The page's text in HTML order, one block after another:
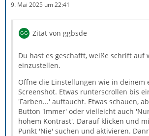
9. Mai 2025 um 22:41
Zitat von ggbsde
Du hast es geschafft, weiße schrift auf
einzustellen.
Öffne die Einstellungen wie in deinem
Screenshot. Etwas runterscrollen bis
'Farben...' auftaucht. Etwas schauen,
Button 'Immer' oder vielleicht auch
hohem Kontrast'. Darauf klicken und
Punkt 'Nie' suchen und aktivieren.